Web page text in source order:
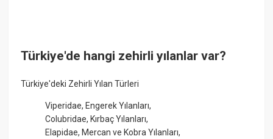
Türkiye'de hangi zehirli yılanlar var?
Türkiye'deki Zehirli Yılan Türleri
Viperidae, Engerek Yılanları,
Colubridae, Kırbaç Yılanları,
Elapidae, Mercan ve Kobra Yılanları,